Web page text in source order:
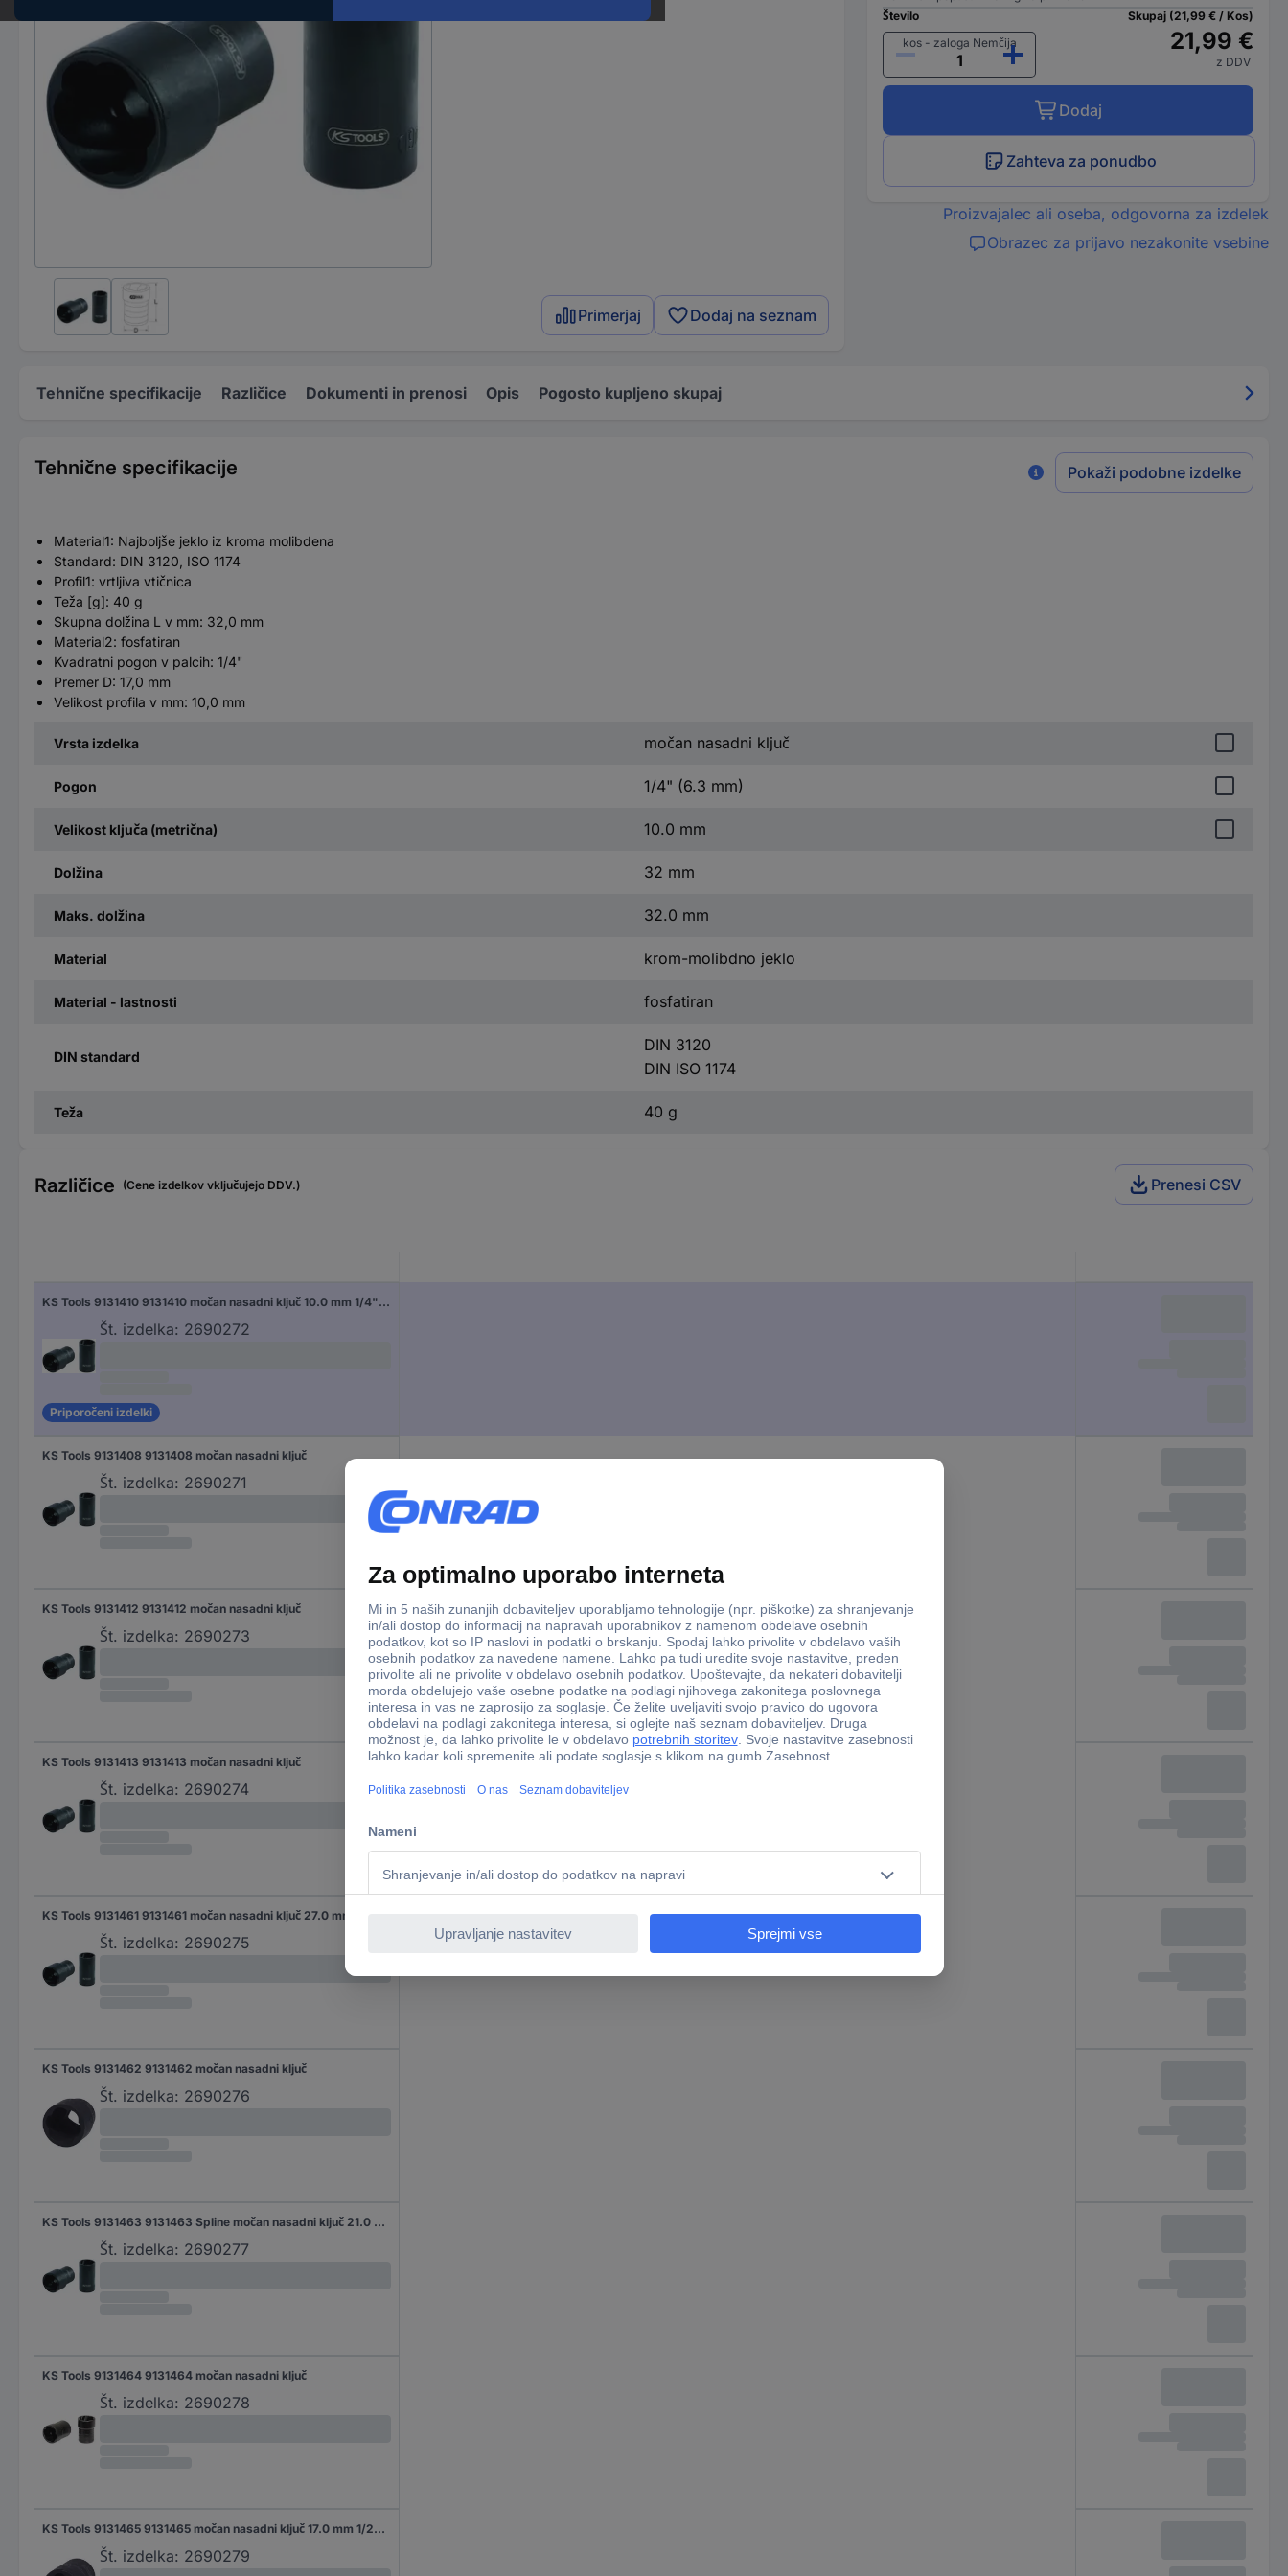
Primerjaj Dodaj na seznam
Število
kos - zaloga Nemčija
Skupaj (21,99 € / Kos)
21,99 €
z DDV
Dodaj
Zahteva za ponudbo
Proizvajalec ali oseba, odgovorna za izdelek
Obrazec za prijavo nezakonite vsebine
Tehnične specifikacije Različice Dokumenti in prenosi Opis Pogosto kupljeno skupaj
Tehnične specifikacije Pokaži podobne izdelke
Material1: Najboljše jeklo iz kroma molibdena
Standard: DIN 3120, ISO 1174
Profil1: vrtljiva vtičnica
Teža [g]: 40 g
Skupna dolžina L v mm: 32,0 mm
Material2: fosfatiran
Kvadratni pogon v palcih: 1/4"
Premer D: 17,0 mm
Velikost profila v mm: 10,0 mm
Vrsta izdelka močan nasadni ključ
Pogon 1/4" (6.3 mm)
Velikost ključa (metrična) 10.0 mm
Dolžina 32 mm
Maks. dolžina 32.0 mm
Material krom-molibdno jeklo
Material - lastnosti fosfatiran
DIN standard
DIN 3120
DIN ISO 1174
Teža 40 g
Različice (Cene izdelkov vključujejo DDV.) Prenesi CSV
KS Tools 9131410 9131410 močan nasadni ključ 10.0 mm 1/4" (6.3 mm)
Št. izdelka: 2690272
Priporočeni izdelki
KS Tools 9131408 9131408 močan nasadni ključ
Št. izdelka: 2690271
KS Tools 9131412 9131412 močan nasadni ključ
Št. izdelka: 2690273
KS Tools 9131413 9131413 močan nasadni ključ
Št. izdelka: 2690274
Št. izdelka: 2690275
KS Tools 9131462 9131462 močan nasadni ključ
Št. izdelka: 2690276
KS Tools 9131463 9131463 Spline močan nasadni ključ 21.0 mm 1/2"
Št. izdelka: 2690277
KS Tools 9131464 9131464 močan nasadni ključ
Št. izdelka: 2690278
KS Tools 9131465 9131465 močan nasadni ključ 17.0 mm 1/2" (12.5 mm)
Št. izdelka: 2690279